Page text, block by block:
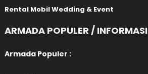
Rental Mobil Wedding & Event
ARMADA POPULER / INFORMASI
Armada Populer :